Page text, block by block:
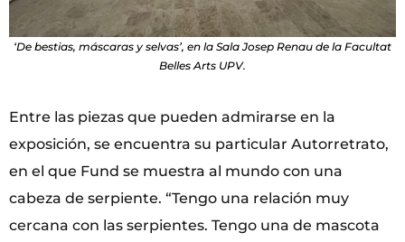
‘De bestias, máscaras y selvas’, en la Sala Josep Renau de la Facultat
Belles Arts UPV.
Entre las piezas que pueden admirarse en la
exposición, se encuentra su particular Autorretrato,
en el que Fund se muestra al mundo con una
cabeza de serpiente. “Tengo una relación muy
cercana con las serpientes. Tengo una de mascota